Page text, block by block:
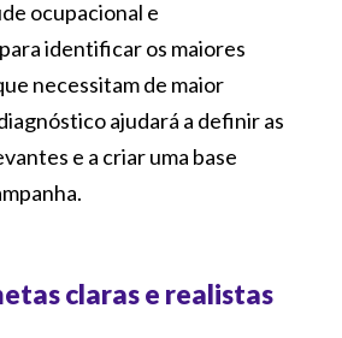
ocupacional e
identificar os maiores
necessitam de maior
ajudará a definir as
e a criar uma base
claras e realistas